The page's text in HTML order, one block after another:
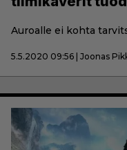
Auroalle ei kohta
5.5.2020 09:56 | Joonas